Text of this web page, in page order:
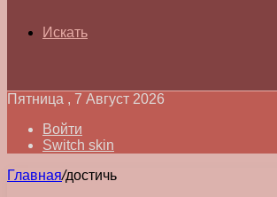
Искать
Пятница , 7 Август 2026
Войти
Switch skin
Главная/достичь